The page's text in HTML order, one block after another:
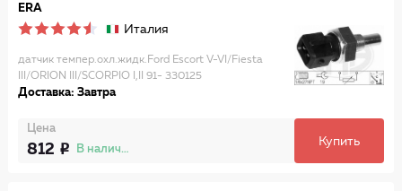
ERA
Италия
датчик темпер.охл.жидк.Ford Escort V-VI/Fiesta
III/ORION III/SCORPIO I,II 91- 330125
Доставка: Завтра
Цена
812 В наличии
Купить